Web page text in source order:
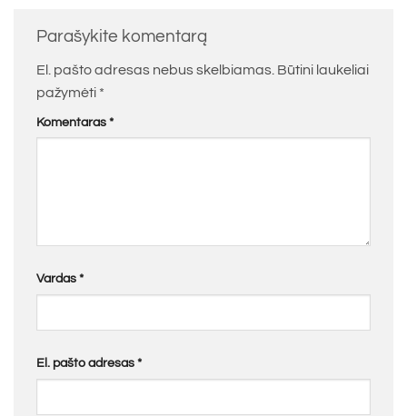
Parašykite komentarą
El. pašto adresas nebus skelbiamas. Būtini laukeliai
pažymėti *
Komentaras *
Vardas *
El. pašto adresas *